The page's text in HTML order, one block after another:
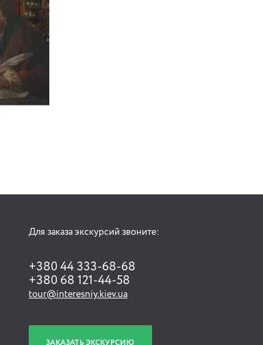
Для заказа экскурсий звоните:
+380 44 333-68-68
+380 68 121-44-58
tour@interesniy.kiev.ua
ЗАКАЗАТЬ ЭКСКУРСИЮ